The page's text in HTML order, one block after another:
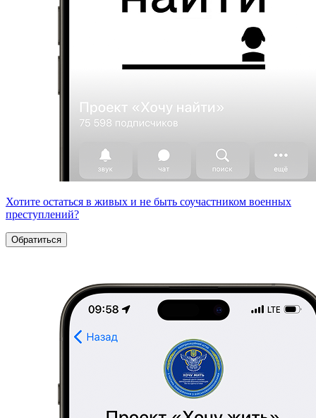
Хотите остаться в живых и не быть соучастником военных
преступлений?
Обратиться